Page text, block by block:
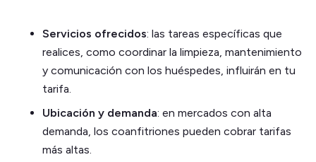
Servicios ofrecidos: las tareas específicas que
realices, como coordinar la limpieza, mantenimiento
y comunicación con los huéspedes, influirán en tu
tarifa.
Ubicación y demanda: en mercados con alta
demanda, los coanfitriones pueden cobrar tarifas
más altas.